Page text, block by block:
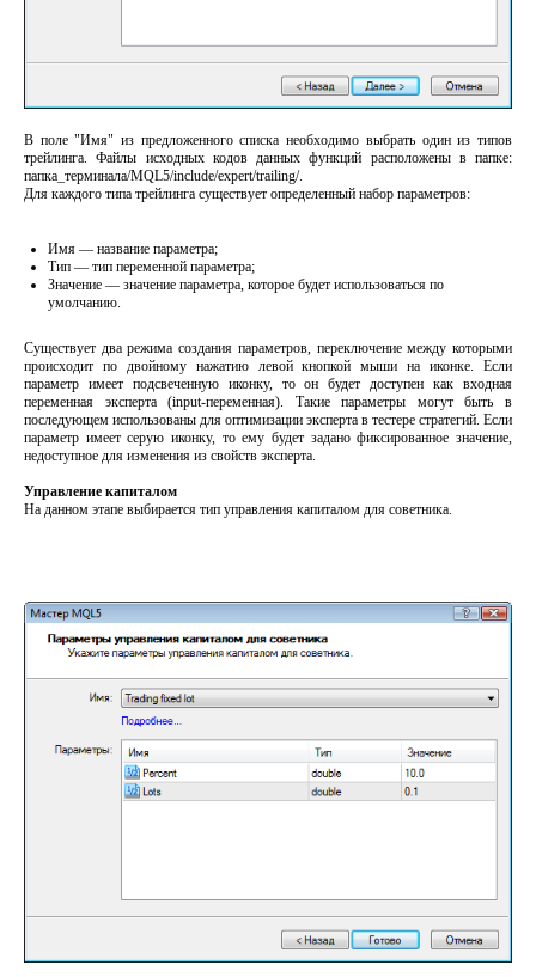
В поле "Имя" из предложенного списка необходимо выбрать один из типов
трейлинга. Файлы исходных кодов данных функций расположены в папке:
папка_терминала/MQL5/include/expert/trailing/.
Для каждого типа трейлинга существует определенный набор параметров:
Имя — название параметра;
Тип — тип переменной параметра;
Значение — значение параметра, которое будет использоваться по
умолчанию.
Существует два режима создания параметров, переключение между которыми
происходит по двойному нажатию левой кнопкой мыши на иконке. Если
параметр имеет подсвеченную иконку, то он будет доступен как входная
переменная эксперта (input-переменная). Такие параметры могут быть в
последующем использованы для оптимизации эксперта в тестере стратегий. Если
параметр имеет серую иконку, то ему будет задано фиксированное значение,
недоступное для изменения из свойств эксперта.
Управление капиталом
На данном этапе выбирается тип управления капиталом для советника.